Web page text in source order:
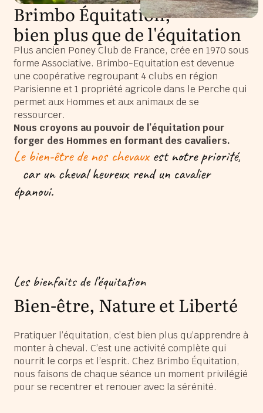
Brimbo Équitation,
bien plus que de l'équitation
Plus ancien Poney Club de France, crée en 1970 sous
forme Associative. Brimbo-Equitation est devenue
une coopérative regroupant 4 clubs en région
Parisienne et 1 propriété agricole dans le Perche qui
permet aux Hommes et aux animaux de se
ressourcer.
Nous croyons au pouvoir de l’équitation pour
forger des Hommes en formant des cavaliers.
Le bien-être de nos chevauxest notre priorité,
car un cheval heureux rend un cavalier
épanoui.
Les bienfaits de l’équitation
Bien-être, Nature et Liberté
Pratiquer l’équitation, c’est bien plus qu’apprendre à
monter à cheval. C’est une activité complète qui
nourrit le corps et l’esprit. Chez Brimbo Équitation,
nous faisons de chaque séance un moment privilégié
pour se recentrer et renouer avec la sérénité.